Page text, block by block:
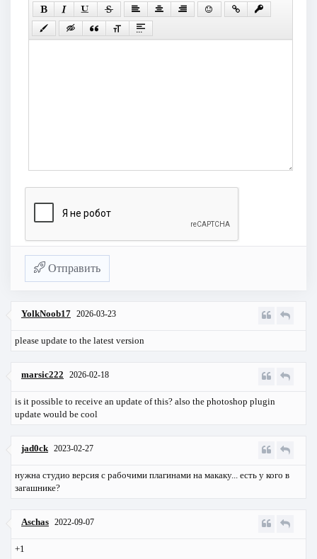
Отправить
YolkNoob17 2026-03-23
please update to the latest version
marsic222 2026-02-18
is it possible to receive an update of this? also the photoshop plugin
update would be cool
jad0ck 2023-02-27
нужна студио версия с рабочими плагинами на макаку... есть у кого в
загашнике?
Aschas 2022-09-07
+1